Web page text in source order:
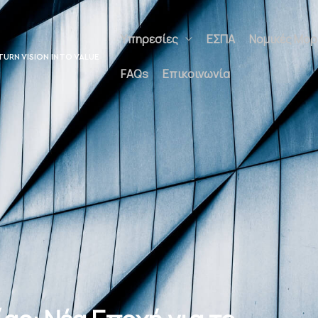
VISION INTO VALUE
Υπηρεσίες ΕΣΠΑ Νομικές
FAQs Επικοινωνία